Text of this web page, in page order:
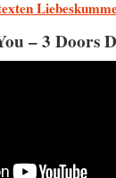
– 3 Doors